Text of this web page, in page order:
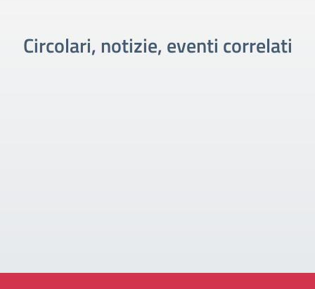
Circolari, notizie, eventi correlati